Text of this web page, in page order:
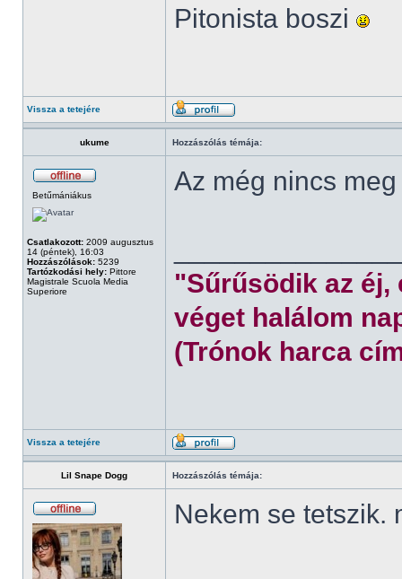
Pitonista boszi
Vissza a tetejére
ukume Hozzászólás témája:
Betűmániákus
Csatlakozott: 2009 augusztus
14 (péntek), 16:03
Hozzászólások: 5239
Tartózkodási hely: Pittore
Magistrale Scuola Media
Superiore
Az még nincs
"Sűrűsödik az éj,
véget halálom
(Trónok harca
Vissza a tetejére
Lil Snape Dogg Hozzászólás témája:
Nekem se tetszik.